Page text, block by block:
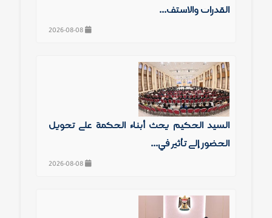
القدرات والاستف...
2026-08-08
السيد الحكيم يحث أبناء الحكمة على تحويل
الحضور إلى تأثير في...
2026-08-08